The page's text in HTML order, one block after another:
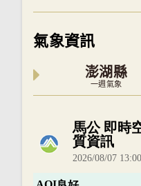
氣象資訊
澎湖縣
一週氣象
內嵌空氣品質